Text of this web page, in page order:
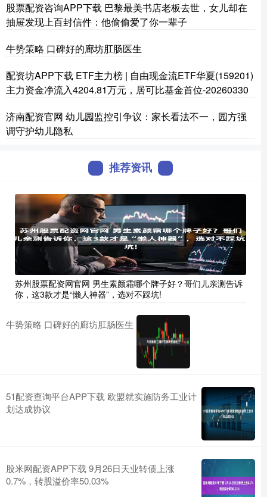
股票配资咨询APP下载 巴黎最美书店老板去世，女儿却在
抽屉发现上百封信件：他偷偷爱了你一辈子
牛势策略 口碑好的廊坊肛肠医生
配资坊APP下载 ETF主力榜 | 自由现金流ETF华夏(159201)
主力资金净流入4204.81万元，居可比基金首位-20260330
济南配资官网 幼儿园监控引争议：家长看法不一，园方强
调守护幼儿隐私
推荐资讯
苏州股票配资网官网 男生素颜霜哪个牌子好？哥们儿亲测告诉
你，这3款才是“懒人神器”，选对不踩坑!
牛势策略 口碑好的廊坊肛肠医生
51配资查询平台APP下载 欧盟就实施防务工业计
划达成协议
股米网配资APP下载 9月26日天业转债上涨
0.7%，转股溢价率50.03%